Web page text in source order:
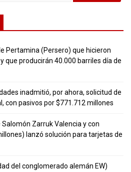
Pertamina (Persero) que hicieron
que producirán 40.000 barriles día de
inadmitió, por ahora, solicitud de
con pasivos por $771.712 millones
Zarruk Valencia y con
lanzó solución para tarjetas de
del conglomerado alemán EW)